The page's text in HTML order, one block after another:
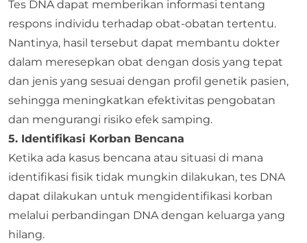
Tes DNA dapat memberikan informasi tentang
respons individu terhadap obat-obatan tertentu.
Nantinya, hasil tersebut dapat membantu dokter
dalam meresepkan obat dengan dosis yang tepat
dan jenis yang sesuai dengan profil genetik pasien,
sehingga meningkatkan efektivitas pengobatan
dan mengurangi risiko efek samping.
5. Identifikasi Korban Bencana
Ketika ada kasus bencana atau situasi di mana
identifikasi fisik tidak mungkin dilakukan, tes DNA
dapat dilakukan untuk mengidentifikasi korban
melalui perbandingan DNA dengan keluarga yang
hilang.